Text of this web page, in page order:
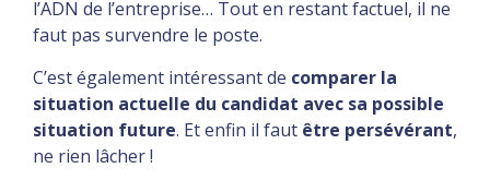
l’ADN de l’entreprise… Tout en restant factuel, il ne
faut pas survendre le poste.
C’est également intéressant de comparer la
situation actuelle du candidat avec sa possible
situation future. Et enfin il faut être persévérant,
ne rien lâcher !